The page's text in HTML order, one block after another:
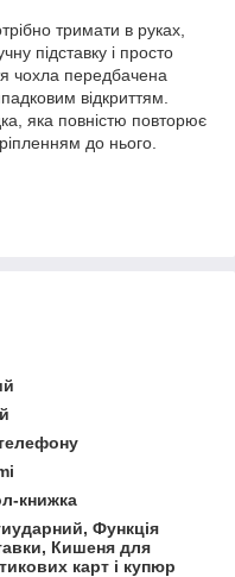
тримати в руках,
підставку і просто
чохла передбачена
відкриттям.
яка повністю повторює
до нього.
книжка
Функція
Кишеня для
карт і купюр